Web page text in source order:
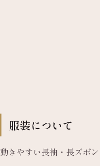
服装について
動きやすい長袖・長ズボ